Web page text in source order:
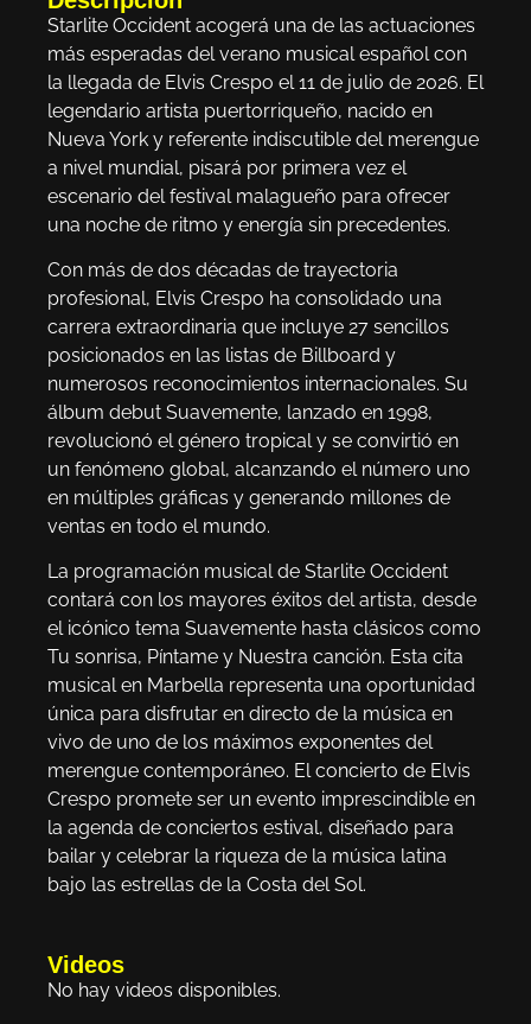
Starlite Occident acogerá una de las actuaciones
más esperadas del verano musical español con
la llegada de Elvis Crespo el 11 de julio de 2026. El
legendario artista puertorriqueño, nacido en
Nueva York y referente indiscutible del merengue
a nivel mundial, pisará por primera vez el
escenario del festival malagueño para ofrecer
una noche de ritmo y energía sin precedentes.
Con más de dos décadas de trayectoria
profesional, Elvis Crespo ha consolidado una
carrera extraordinaria que incluye 27 sencillos
posicionados en las listas de Billboard y
numerosos reconocimientos internacionales. Su
álbum debut Suavemente, lanzado en 1998,
revolucionó el género tropical y se convirtió en
un fenómeno global, alcanzando el número uno
en múltiples gráficas y generando millones de
ventas en todo el mundo.
La programación musical de Starlite Occident
contará con los mayores éxitos del artista, desde
el icónico tema Suavemente hasta clásicos como
Tu sonrisa, Píntame y Nuestra canción. Esta cita
musical en Marbella representa una oportunidad
única para disfrutar en directo de la música en
vivo de uno de los máximos exponentes del
merengue contemporáneo. El concierto de Elvis
Crespo promete ser un evento imprescindible en
la agenda de conciertos estival, diseñado para
bailar y celebrar la riqueza de la música latina
bajo las estrellas de la Costa del Sol.
Videos
No hay videos disponibles.